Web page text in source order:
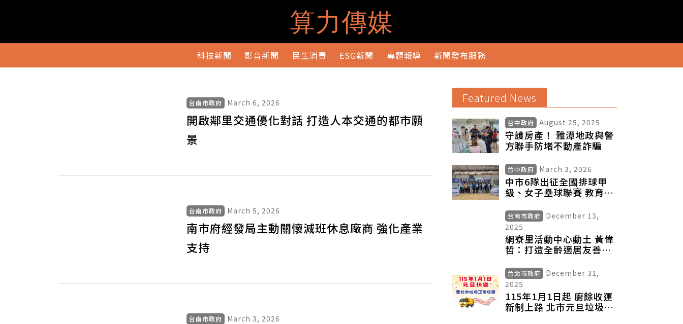
算力傳媒
科技新聞 影音新聞 民生消費 ESG新聞 專題報導 新聞發布服務
台南市政府 March 6, 2026
開啟鄰里交通優化對話 打造人本交通的都市願
景
台南市政府 March 5, 2026
南市府經發局主動關懷減班休息廠商 強化產業
支持
台南市政府 March 3, 2026
Featured News
台中政府 August 25, 2025
守護房產！ 雅潭地政與警
方聯手防堵不動產詐騙
台中政府 March 3, 2026
中市6隊出征全國排球甲
級、女子壘球聯賽 教育局
台南市政府
December 13,
2025
網寮里活動中心動土 黃偉
哲：打造全齡適居友善社
台北市政府
December 31,
2025
115年1月1日起 廚餘收運
新制上路 北市元旦垃圾收